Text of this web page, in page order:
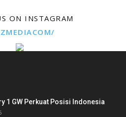
ON INSTAGRAM
1 GW Perkuat Posisi Indonesia